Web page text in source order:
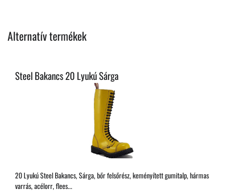
Alternatív termékek
Steel Bakancs 20 Lyukú Sárga
20 Lyukú Steel Bakancs, Sárga, bőr felsőrész, keményített gumitalp, hármas
varrás, acélorr, flees...